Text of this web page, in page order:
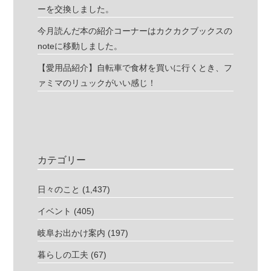
ーを交換しました。
今月読んだ本の紹介コーナーはカクカクブックスの
noteに移動しました。
【愛用品紹介】自転車で食材を買いに行くとき、フ
ァミマのリュックがいい感じ！
カテゴリー
日々のこと (1,437)
イベント (405)
岐阜お出かけ案内 (197)
暮らしの工夫 (67)